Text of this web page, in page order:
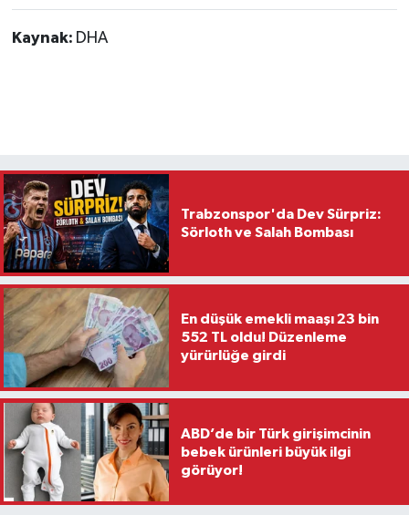
Kaynak: DHA
Trabzonspor'da Dev Sürpriz:
Sörloth ve Salah Bombası
En düşük emekli maaşı 23 bin
552 TL oldu! Düzenleme
yürürlüğe girdi
ABD’de bir Türk girişimcinin
bebek ürünleri büyük ilgi
görüyor!